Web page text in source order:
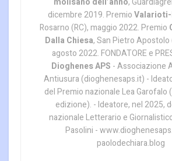
dicembre 2019. Premio
Rosarno (RC), maggio 2022. Premio
Dalla Chiesa, San Pietro Apostolo
agosto 2022. FONDATORE e
Dioghenes APS - Associazione
Antiusura (dioghenesaps.it) -
del Premio nazionale Lea Garofalo
edizione). - Ideatore, nel 2025,
nazionale Letterario e
Pasolini -
paolodechiara.blog